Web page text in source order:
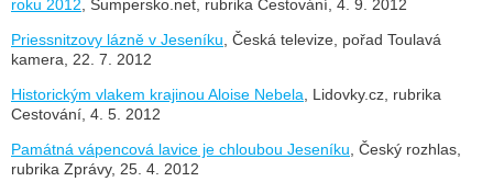
roku 2012 , Šumpersko.net, rubrika Cestování, 4. 9. 2012
Priessnitzovy lázně v Jeseníku , Česká televize, pořad Toulavá
kamera, 22. 7. 2012
Historickým vlakem krajinou Aloise Nebela , Lidovky.cz, rubrika
Cestování, 4. 5. 2012
Památná vápencová lavice je chloubou Jeseníku , Český rozhlas,
rubrika Zprávy, 25. 4. 2012